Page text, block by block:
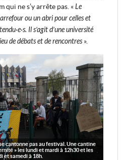
qui ne s’y arrête pas. «Le
ou un abri pour celles et
Il s’agit d’une université
de débats et de rencontres ».
cantonne pas au festival. Une cantine
» les lundi et mardi à 12h30 et les
et samedi à 18h.